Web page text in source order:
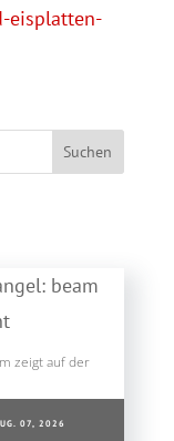
eisplatten-
zeigt auf der
07, 2026